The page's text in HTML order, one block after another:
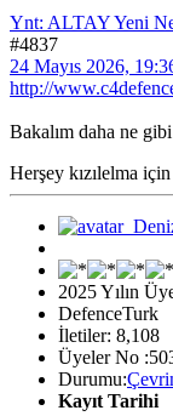
Ynt: ALTAY Yeni
#4837
24 Mayıs 2026,
http://
Bakalım daha ne
Herşey kızılelma için
2025 Yılın
DefenceTurk
İletiler: 8,108
Üyeler No
Durumu:
Kayıt Tarihi